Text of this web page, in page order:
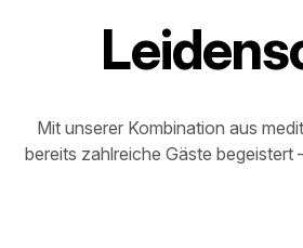
Mit unserer Kombination aus
bereits zahlreiche Gäste begeistert